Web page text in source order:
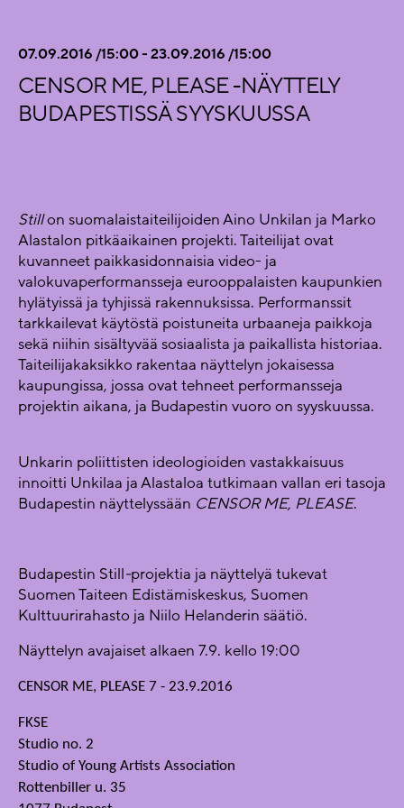
07.09.2016 /15:00 - 23.09.2016 /15:00
CENSOR ME, PLEASE -NÄYTTELY
BUDAPESTISSÄ SYYSKUUSSA
Stillon suomalaistaiteilijoiden Aino Unkilan ja Marko
Alastalon pitkäaikainen projekti. Taiteilijat ovat
kuvanneet paikkasidonnaisia video- ja
valokuvaperformansseja eurooppalaisten kaupunkien
hylätyissä ja tyhjissä rakennuksissa. Performanssit
tarkkailevat käytöstä poistuneita urbaaneja paikkoja
sekä niihin sisältyvää sosiaalista ja paikallista historiaa.
Taiteilijakaksikko rakentaa näyttelyn jokaisessa
kaupungissa, jossa ovat tehneet performansseja
projektin aikana, ja Budapestin vuoro on syyskuussa.
Unkarin poliittisten ideologioiden vastakkaisuus
innoitti Unkilaa ja Alastaloa tutkimaan vallan eri tasoja
Budapestin näyttelyssään CENSOR ME, PLEASE.
Budapestin Still-projektia ja näyttelyä tukevat
Suomen Taiteen Edistämiskeskus, Suomen
Kulttuurirahasto ja Niilo Helanderin säätiö.
Näyttelyn avajaiset alkaen 7.9. kello 19:00
CENSOR ME, PLEASE 7 - 23.9.2016
FKSE
Studio no. 2
Studio of Young Artists Association
Rottenbiller u. 35